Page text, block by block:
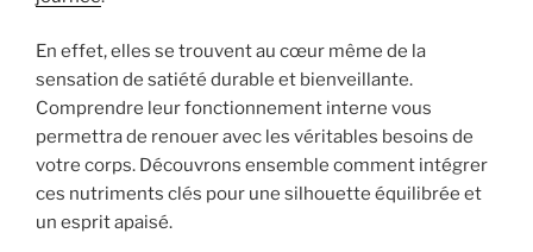
En effet, elles se trouvent au cœur même de la
sensation de satiété durable et bienveillante.
Comprendre leur fonctionnement interne vous
permettra de renouer avec les véritables besoins de
votre corps. Découvrons ensemble comment intégrer
ces nutriments clés pour une silhouette équilibrée et
un esprit apaisé.